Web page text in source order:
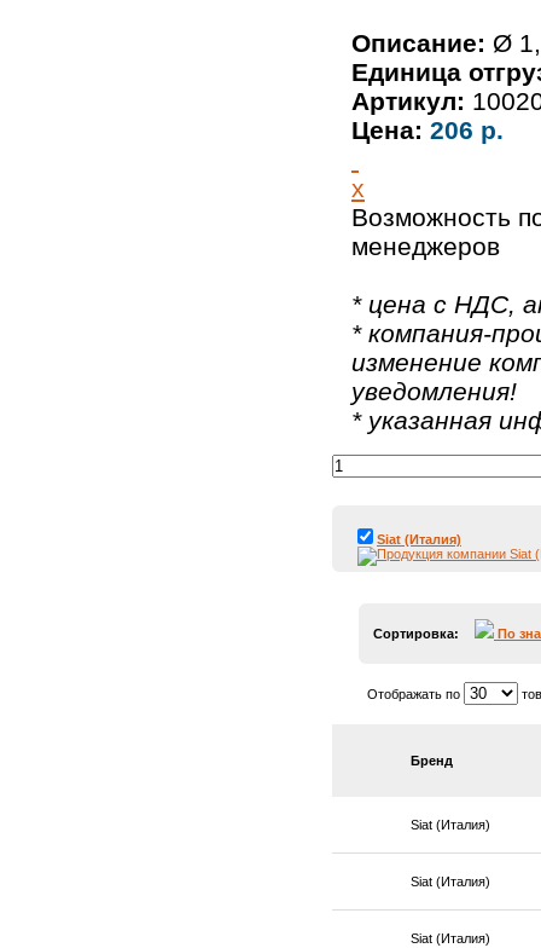
Описание: Ø
Единица
Артикул:
Цена: 206 р.
x
Возможность
менеджеров
* цена с НДС,
* компания-
изменение
уведомления!
* указанная
Siat (Италия)
Сортировка: По
Отображать по
Бренд
Siat (Италия)
Siat (Италия)
Siat (Италия)